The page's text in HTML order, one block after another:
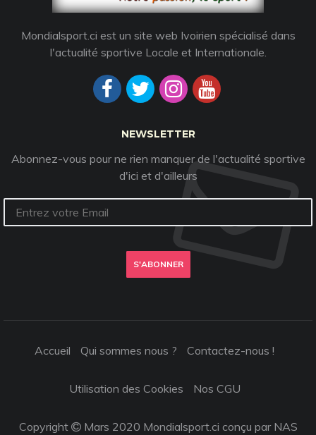
Mondialsport.ci est un site web Ivoirien spécialisé dans
l'actualité sportive Locale et Internationale.
NEWSLETTER
Abonnez-vous pour ne rien manquer de l'actualité sportive
d'ici et d'ailleurs
S'ABONNER
Accueil Qui sommes nous ? Contactez-nous !
Utilisation des Cookies Nos CGU
Copyright Mars 2020 Mondialsport.ci conçu par NAS